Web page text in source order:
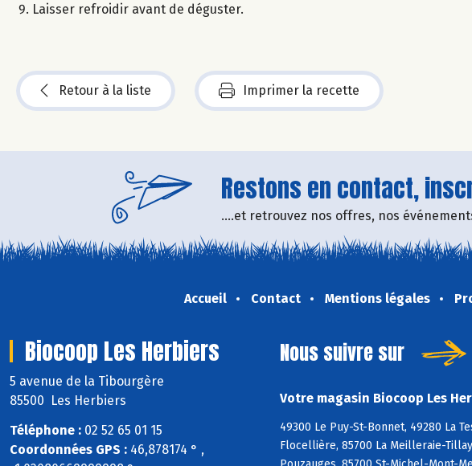
Laisser refroidir avant de déguster.
Retour à la liste Imprimer la recette
Restons en contact,
....et retrouvez nos offres, nos
Accueil Contact Mentions légales
Biocoop Les Herbiers
5 avenue de la Tibourgère
85500 Les Herbiers
Téléphone : 02 52 65 01 15
Coordonnées GPS : 46,878174 ° ,
Nous suivre sur
Votre magasin Biocoop Les
49300 Le Puy-St-Bonnet, 49280 La
Flocellière, 85700 La Meilleraie-